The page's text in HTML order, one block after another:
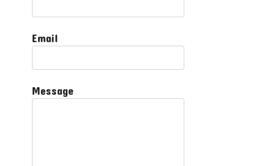
Email
Message